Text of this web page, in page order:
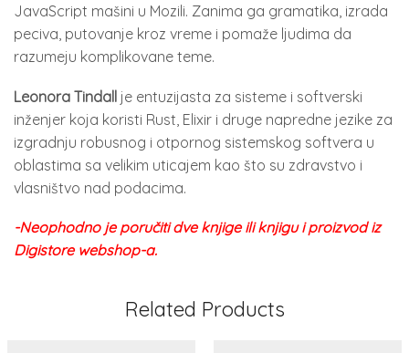
JavaScript mašini u Mozili. Zanima ga gramatika, izrada
peciva, putovanje kroz vreme i pomaže ljudima da
razumeju komplikovane teme.
Leonora Tindall je entuzijasta za sisteme i softverski
inženjer koja koristi Rust, Elixir i druge napredne jezike za
izgradnju robusnog i otpornog sistemskog softvera u
oblastima sa velikim uticajem kao što su zdravstvo i
vlasništvo nad podacima.
-Neophodno je poručiti dve knjige ili knjigu i proizvod iz
Digistore webshop-a.
Related Products